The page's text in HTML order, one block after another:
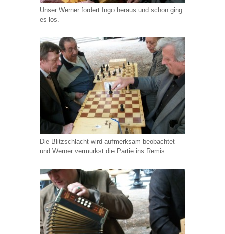
Unser Werner fordert Ingo heraus und schon ging
es los.
Die Blitzschlacht wird aufmerksam beobachtet
und Werner vermurkst die Partie ins Remis.